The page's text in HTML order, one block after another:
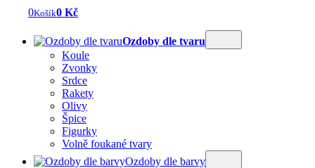
0Košík0 Kč
Ozdoby dle tvaru
Koule
Zvonky
Srdce
Rakety
Olivy
Špice
Figurky
Volně foukané tvary
Ozdoby dle barvy